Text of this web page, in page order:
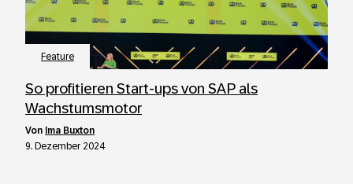
Feature
So profitieren Start-ups von SAP als
Wachstumsmotor
von Ima Buxton
9. Dezember 2024